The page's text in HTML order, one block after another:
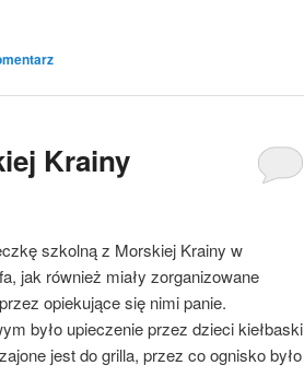
Krainy
szkolną z Morskiej Krainy w
jak również miały zorganizowane
opiekujące się nimi panie.
było upieczenie przez dzieci kiełbaski
jest do grilla, przez co ognisko było